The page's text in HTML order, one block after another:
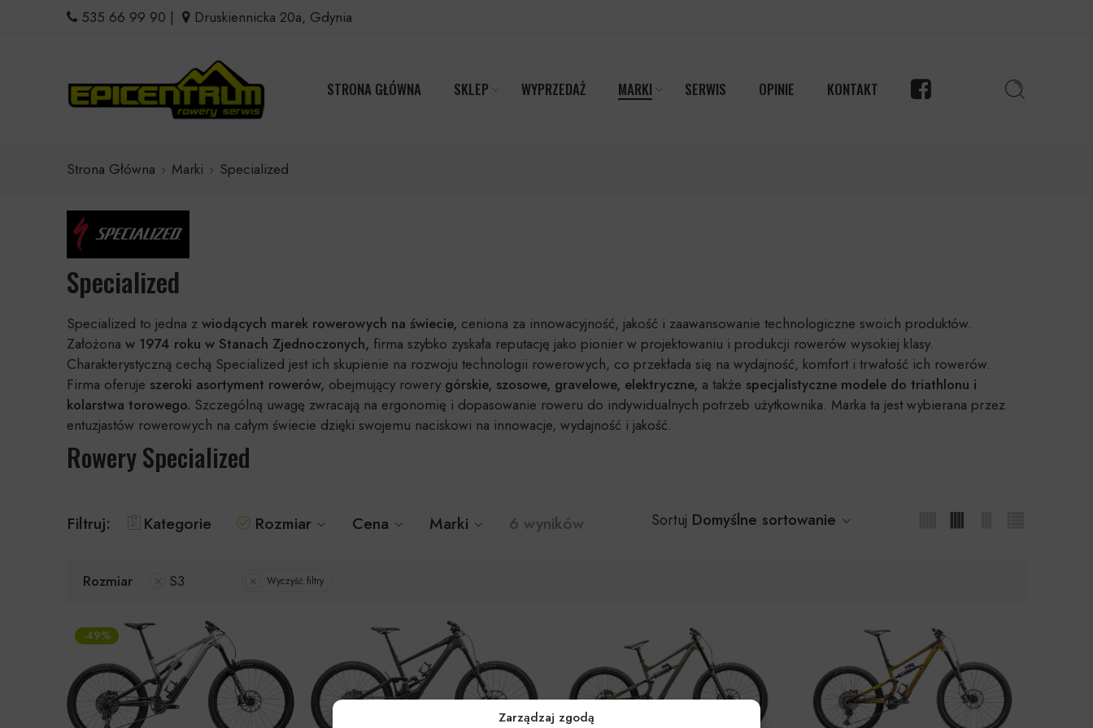
Zarządzaj zgodą
535 66 99 90 | Druskiennicka 20a, Gdynia
STRONA GŁÓWNA SKLEP WYPRZEDAŻ MARKI SERWIS OPINIE KONTAKT
Strona Główna Marki Specialized
Specialized
Specialized to jedna z wiodących marek rowerowych na świecie, ceniona za innowacyjność, jakość i zaawansowanie technologiczne swoich produktów.
Założona w 1974 roku w Stanach Zjednoczonych, firma szybko zyskała reputację jako pionier w projektowaniu i produkcji rowerów wysokiej klasy.
Charakterystyczną cechą Specialized jest ich skupienie na rozwoju technologii rowerowych, co przekłada się na wydajność, komfort i trwałość ich rowerów.
Firma oferuje szeroki asortyment rowerów, obejmujący rowery górskie, szosowe, gravelowe, elektryczne, a także specjalistyczne modele do triathlonu i
kolarstwa torowego. Szczególną uwagę zwracają na ergonomię i dopasowanie roweru do indywidualnych potrzeb użytkownika. Marka ta jest wybierana przez
entuzjastów rowerowych na całym świecie dzięki swojemu naciskowi na innowacje, wydajność i jakość.
Rowery Specialized
Filtruj: Kategorie Rozmiar Cena Marki 6 wyników Sortuj Domyślne sortowanie
Rozmiar S3 Wyczyść filtry
-49%